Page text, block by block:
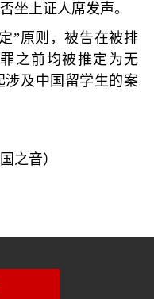
坐上证人席发声。
”原则，被告在被排
之前均被推定为无
及中国留学生的案
之音）